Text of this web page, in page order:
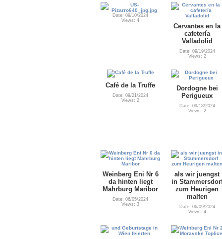
Date: 09/10/2024
Views: 4
Cervantes en la
cafetería
Valladolid
Date: 09/19/2024
Views: 2
Café de la Truffe
Date: 09/21/2024
Views: 2
Dordogne bei
Perigueux
Date: 09/18/2024
Views: 2
Weinberg Eni Nr 6
da hinten liegt
Mahrburg Maribor
Date: 06/05/2024
Views: 3
als wir juengst
in
zum Heurigen
malten
Date: 06/09/2024
Views: 4